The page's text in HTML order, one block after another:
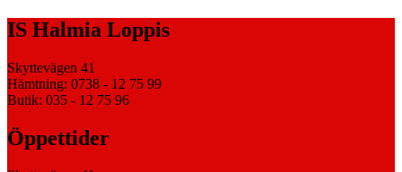
IS Halmia Loppis
Skyttevägen 41
Hämtning: 0738 - 12 75 99
Butik: 035 - 12 75 96
Öppettider